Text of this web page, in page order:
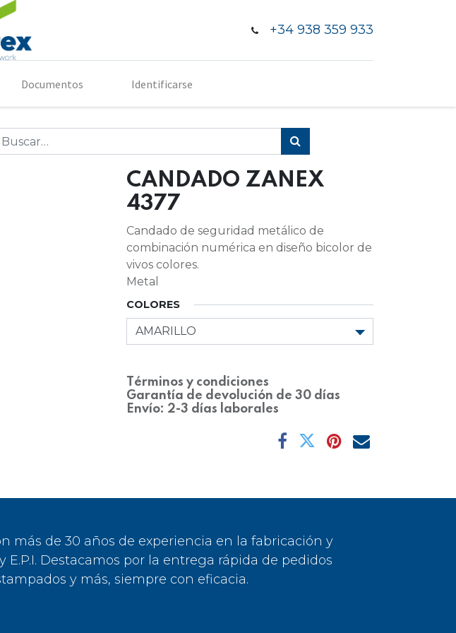
+34 938 359 933
Documentos Identificarse
CANDADO ZANEX
4377
Candado de seguridad metálico de
combinación numérica en diseño bicolor de
vivos colores.
Metal
COLORES
Términos y condiciones
Garantía de devolución de 30 días
Envío: 2-3 días laborales
más de 30 años de experiencia en la fabricación y
Destacamos por la entrega rápida de pedidos
y más, siempre con eficacia.